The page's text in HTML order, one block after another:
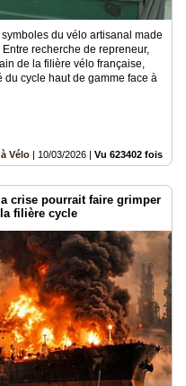
du vélo artisanal made
recherche de repreneur,
de la filière vélo française,
cycle haut de gamme face à
Vélo | 10/03/2026 | Vu 623402 fois
crise pourrait faire grimper
filière cycle